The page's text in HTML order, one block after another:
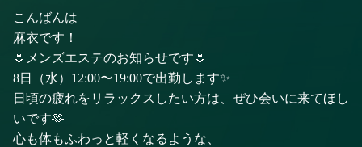
こんばんは
麻衣です！
🌷メンズエステのお知らせです🌷
8日（水）12:00〜19:00で出勤します✨
日頃の疲れをリラックスしたい方は、ぜひ会いに来てほし
いです🫶
心も体もふわっと軽くなるような、